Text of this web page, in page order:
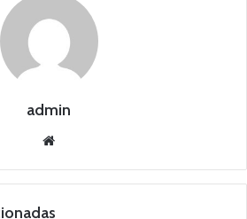
admin
we